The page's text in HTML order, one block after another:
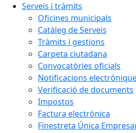
Serveis i tràmits
Oficines municipals
Catàleg de Serveis
Tràmits i gestions
Carpeta ciutadana
Convocatòries oficials
Notificacions
Verificació de documents
Impostos
Factura electrònica
Finestreta Única